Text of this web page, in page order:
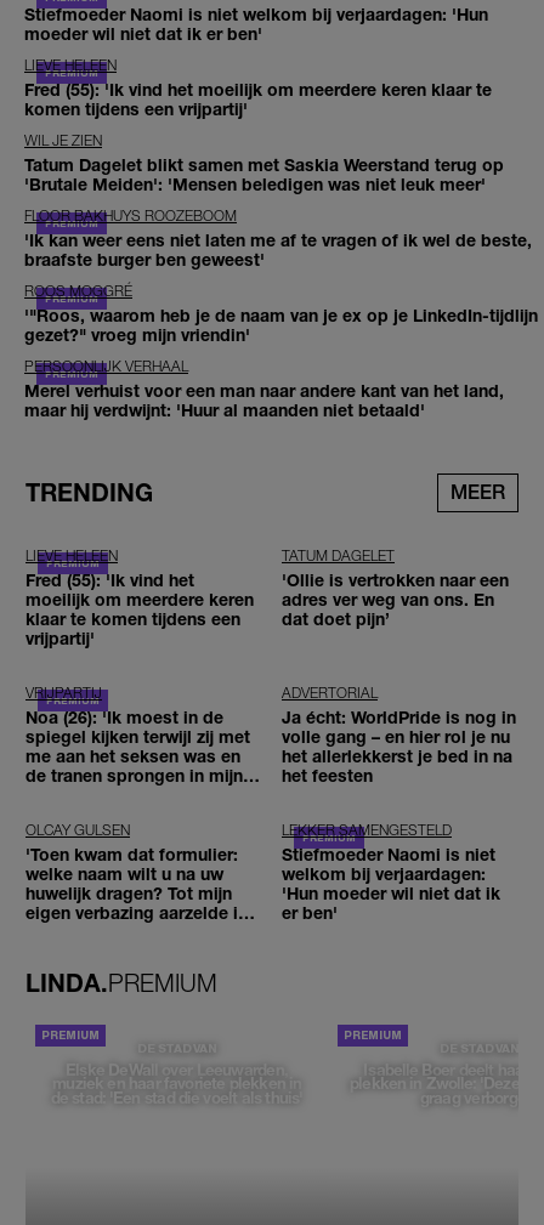
Stiefmoeder Naomi is niet welkom bij verjaardagen: 'Hun
moeder wil niet dat ik er ben'
LIEVE HELEEN
Fred (55): 'Ik vind het moeilijk om meerdere keren klaar te
komen tijdens een vrijpartij'
WIL JE ZIEN
Tatum Dagelet blikt samen met Saskia Weerstand terug op
'Brutale Meiden': 'Mensen beledigen was niet leuk meer'
FLOOR BAKHUYS ROOZEBOOM
'Ik kan weer eens niet laten me af te vragen of ik wel de beste,
braafste burger ben geweest'
ROOS MOGGRÉ
'"Roos, waarom heb je de naam van je ex op je LinkedIn-tijdlijn
gezet?" vroeg mijn vriendin'
PERSOONLIJK VERHAAL
Merel verhuist voor een man naar andere kant van het land,
maar hij verdwijnt: 'Huur al maanden niet betaald'
TRENDING MEER
LIEVE HELEEN
Fred (55): 'Ik vind het
moeilijk om meerdere keren
klaar te komen tijdens een
vrijpartij'
TATUM DAGELET
'Ollie is vertrokken naar een
adres ver weg van ons. En
dat doet pijn’
VRIJPARTIJ
Noa (26): 'Ik moest in de
spiegel kijken terwijl zij met
me aan het seksen was en
de tranen sprongen in mijn
ADVERTORIAL
Ja écht: WorldPride is nog in
volle gang – en hier rol je nu
het allerlekkerst je bed in na
het feesten
OLCAY GULSEN
'Toen kwam dat formulier:
welke naam wilt u na uw
huwelijk dragen? Tot mijn
eigen verbazing aarzelde ik
LEKKER SAMENGESTELD
Stiefmoeder Naomi is niet
welkom bij verjaardagen:
'Hun moeder wil niet dat ik
er ben'
LINDA.PREMIUM
DE STAD VAN
Elske DeWall over Leeuwarden,
muziek en haar favoriete plekken in
de stad: 'Een stad die voelt als thuis'
DE STAD VAN
Isabelle Boer deelt haar
plekken in Zwolle: 'Deze
graag verborgen'